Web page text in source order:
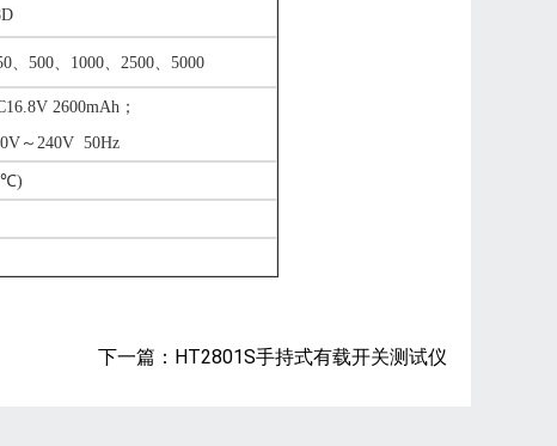
D
0、500、1000、2500、5000
16.8V 2600mAh；
～ 240V 50Hz
下一篇：HT2801S手持式有载开关测试仪